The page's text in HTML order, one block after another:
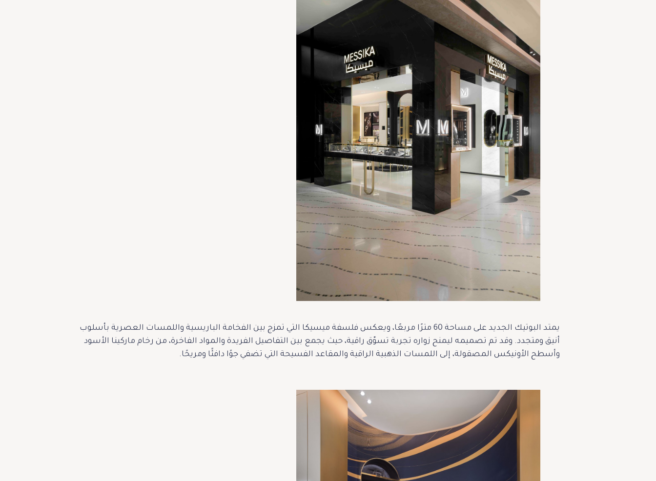
يمتد البوتيك الجديد على مساحة 60 مترًا مربعًا، ويعكس فلسفة ميسيكا التي تمزج بين الفخامة الباريسية واللمسات العصرية بأسلوب
أنيق ومتجدد. وقد تم تصميمه ليمنح زواره تجربة تسوّق راقية، حيث يجمع بين التفاصيل الفريدة والمواد الفاخرة، من رخام ماركينا الأسود
وأسطح الأونيكس المصقولة، إلى اللمسات الذهبية الراقية والمقاعد الفسيحة التي تضفي جوًا دافئًا ومريحًا.